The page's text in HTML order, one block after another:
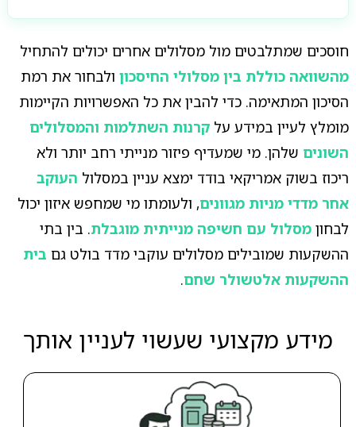
חוסכים שמתלבטים מול מסלולים אחרים יכולים להתחיל
מהשוואה כוללת בין מסלולי החיסכוןולבחור את רמת
הסיכון המתאימה. כדי להבין את כל האפשרויות הקיימות
מומלץ לעיין במידע על קרנות השתלמות והמסלולים
השונים שלהן. מי שמעדיף פיזור מנייתי רחב יותר ולא
ריכוז בשוק אמריקאי בודד ימצא עניין במסלול העוקב
אחר מדדי מניות מגוונים, ולעומתו מי שמחפש איזון יכול
לבחון מסלול עם חשיפה מנייתית מוגבלת. בין בתי
ההשקעות שמובילים מסלולים עוקבי מדד בולט גם בית
ההשקעות אלטשולר שחם.
מידע מקצועי שעשוי לעניין אותך